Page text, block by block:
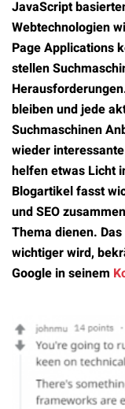
JavaScript
Webtechnologien
Page Applications
stellen
bleiben und jede
Suchmaschinen
wieder
helfen etwas Licht
Blogartikel fasst
und SEO
Thema dienen.
wichtiger wird,
Google in seinem